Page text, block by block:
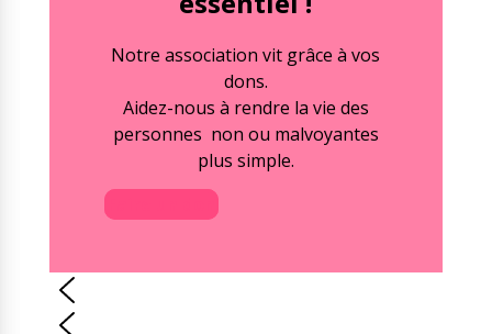
Notre association vit grâce à vos
dons.
Aidez-nous à rendre la vie des
personnes non ou malvoyantes
plus simple.